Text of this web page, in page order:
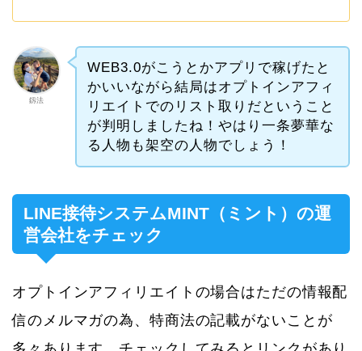
釼法
WEB3.0がこうとかアプリで稼げたと
かいいながら結局はオプトインアフィ
リエイトでのリスト取りだということ
が判明しましたね！やはり一条夢華な
る人物も架空の人物でしょう！
LINE接待システムMINT（ミント）の運
営会社をチェック
オプトインアフィリエイトの場合はただの情報配
信のメルマガの為、特商法の記載がないことが